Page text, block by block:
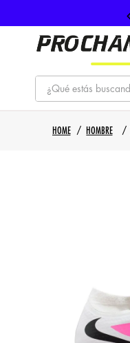
¿Qué estás buscando?
1. tenis
HOMBRE